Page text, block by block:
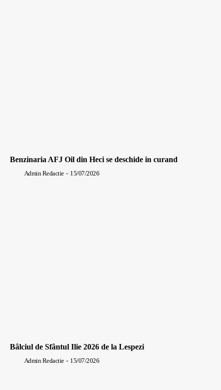
Benzinaria AFJ Oil din Heci se deschide in curand
Admin Redactie - 15/07/2026
Bâlciul de Sfântul Ilie 2026 de la Lespezi
Admin Redactie - 15/07/2026